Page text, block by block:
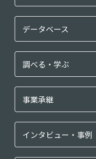
データベース
調べる・学ぶ
事業承継
インタビュー・事例